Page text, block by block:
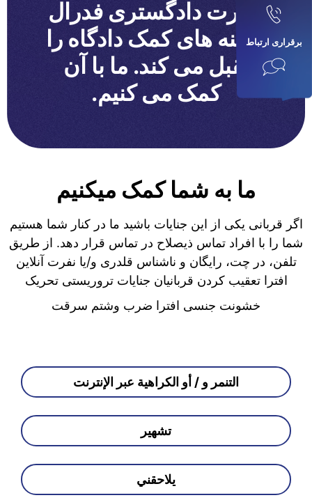
برقراری ارتباط
وزارت دادگستری فدرال
هزینه های کمک دادگاه را
تقبل می کند. ما با آن
کمک می کنیم.
ما به شما کمک میکنیم
اگر قربانی یکی از این جنایات باشید ما در کنار شما هستیم
شما را با افراد تماس ذیصلاح در تماس قرار دهد. از طریق
تلفن، در چت، رایگان و ناشناس قلدری و/یا نفرت آنلاین
افترا تعقیب کردن قربانیان جنایات تروریستی تحریک
خشونت جنسی افترا ضرب وشتم سرقت
التنمر و / أو الكراهية عبر الإنترنت
تشهير
يلاحقني